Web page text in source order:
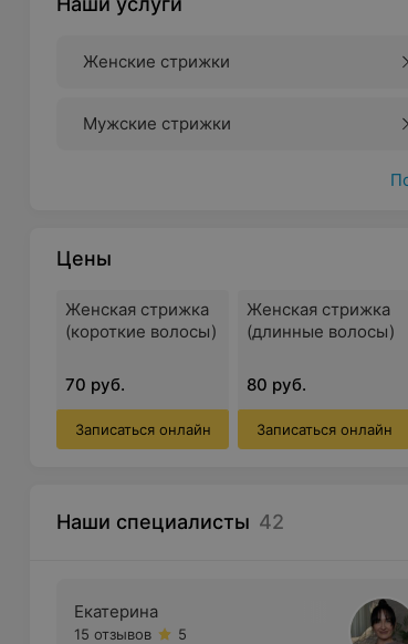
Женские стрижки
Мужские стрижки
Цены
Женская стрижка
(короткие волосы)
70 руб.
Записаться онлайн
Женская стрижка
(длинные волосы)
80 руб.
Записаться онлайн
Наши специалисты 42
Екатерина
15 отзывов 5